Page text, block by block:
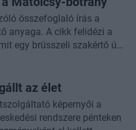
összefoglaló írás a
anyaga. A cikk felidézi a
egy brüsszeli szakértő úgy
az élet
képernyői a
rendszere pénteken